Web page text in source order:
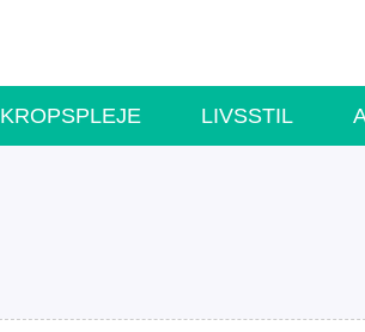
KROPSPLEJE LIVSSTIL